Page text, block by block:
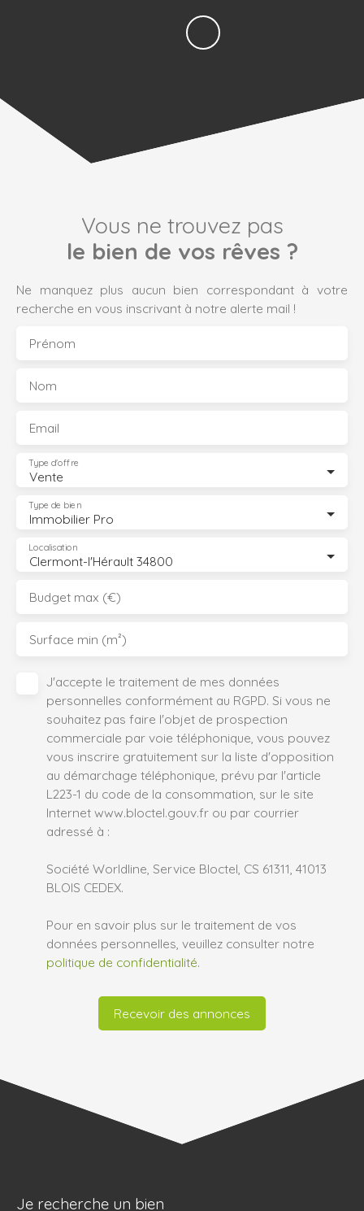
Vous ne trouvez pas
le bien de vos rêves ?
Ne manquez plus aucun bien correspondant à votre
recherche en vous inscrivant à notre alerte mail !
Prénom
Nom
Email
Vente
Type d'offre
Immobilier Pro
Type de bien
Clermont-l'Hérault 34800
Localisation
Budget max (€)
Surface min (m²)
J'accepte le traitement de mes données
personnelles conformément au RGPD. Si vous ne
souhaitez pas faire l'objet de prospection
commerciale par voie téléphonique, vous pouvez
vous inscrire gratuitement sur la liste d'opposition
au démarchage téléphonique, prévu par l'article
L223-1 du code de la consommation, sur le site
Internet www.bloctel.gouv.fr ou par courrier
adressé à :
Société Worldline, Service Bloctel, CS 61311, 41013
BLOIS CEDEX.
Pour en savoir plus sur le traitement de vos
données personnelles, veuillez consulter notre
politique de confidentialité.
Recevoir des annonces
Je recherche un bien